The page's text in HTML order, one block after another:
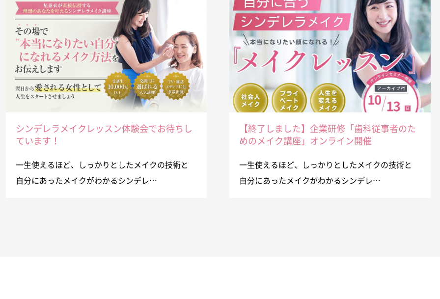
シンデレラメイクレッスン体験会でお待ちし
ています！
一生使えるほど、しっかりとしたメイクの技術と
自分にあったメイクがわかるシンデレ…
【終了しました】企業研修「歯科従事者のた
めのメイク講座」オンライン開催
一生使えるほど、しっかりとしたメイクの技術と
自分にあったメイクがわかるシンデレ…